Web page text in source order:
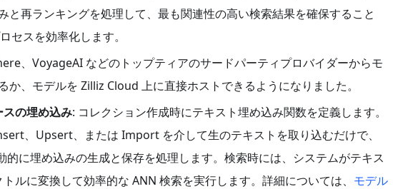
と再ランキングを処理して、最も関連性の高い検索結果を確保すること
セスを効率化します。
、VoyageAI などのトップティアのサードパーティプロバイダーからモ
か、モデルを Zilliz Cloud 上に直接ホストできるようになりました。
スの埋め込み: コレクション作成時にテキスト埋め込み関数を定義します。
、Upsert、または Import を介して生のテキストを取り込むだけで、
的に埋め込みの生成と保存を処理します。検索時には、システムがテキス
トルに変換して効率的な ANN 検索を実行します。詳細については、 モデル